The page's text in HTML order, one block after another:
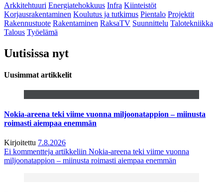
Arkkitehtuuri Energiatehokkuus Infra Kiinteistöt
Korjausrakentaminen Koulutus ja tutkimus Pientalo Projektit
Rakennustuote Rakentaminen RaksaTV Suunnittelu Talotekniikka
Talous Työelämä
Uutisissa nyt
Uusimmat artikkelit
Nokia-areena teki viime vuonna miljoonatappion – miinusta
roimasti aiempaa enemmän
Kirjoitettu 7.8.2026
Ei kommentteja artikkeliin Nokia-areena teki viime vuonna
miljoonatappion – miinusta roimasti aiempaa enemmän